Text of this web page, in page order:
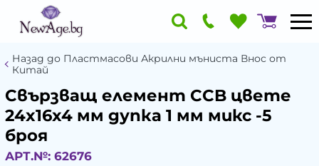
Назад до Пластмасови Акрилни мъниста Внос от
Китай
Свързващ елемент CCB цвете
24x16x4 мм дупка 1 мм микс -5
броя
АРТ.№: 62676